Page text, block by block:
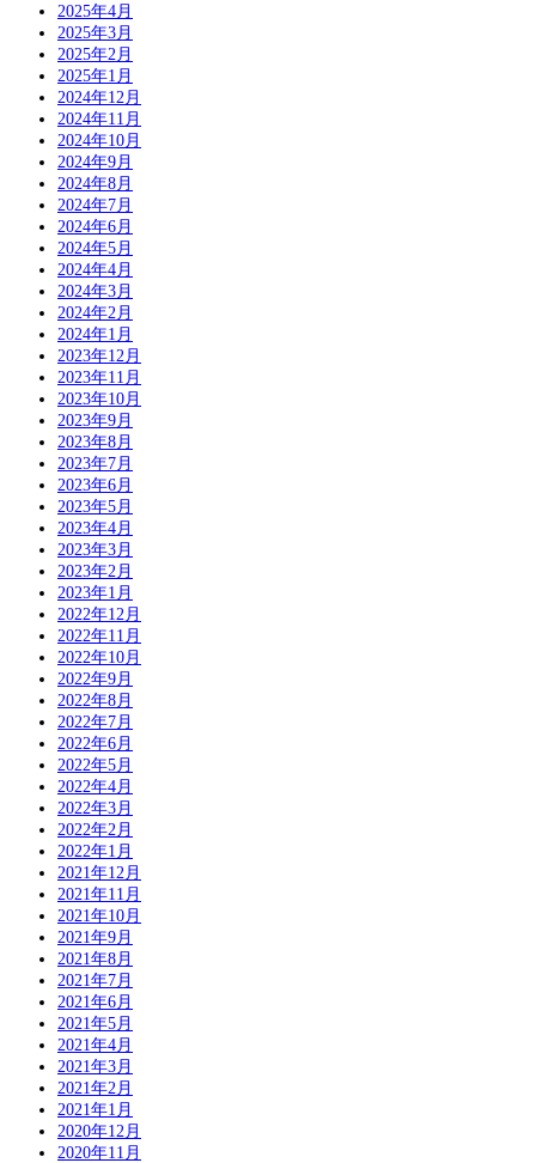
2025年4月
2025年3月
2025年2月
2025年1月
2024年12月
2024年11月
2024年10月
2024年9月
2024年8月
2024年7月
2024年6月
2024年5月
2024年4月
2024年3月
2024年2月
2024年1月
2023年12月
2023年11月
2023年10月
2023年9月
2023年8月
2023年7月
2023年6月
2023年5月
2023年4月
2023年3月
2023年2月
2023年1月
2022年12月
2022年11月
2022年10月
2022年9月
2022年8月
2022年7月
2022年6月
2022年5月
2022年4月
2022年3月
2022年2月
2022年1月
2021年12月
2021年11月
2021年10月
2021年9月
2021年8月
2021年7月
2021年6月
2021年5月
2021年4月
2021年3月
2021年2月
2021年1月
2020年12月
2020年11月